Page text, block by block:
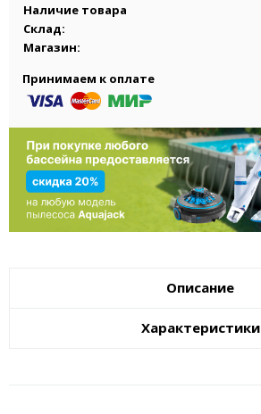
Наличие товара
Склад:
Магазин:
Принимаем к оплате
Описание
Характеристики